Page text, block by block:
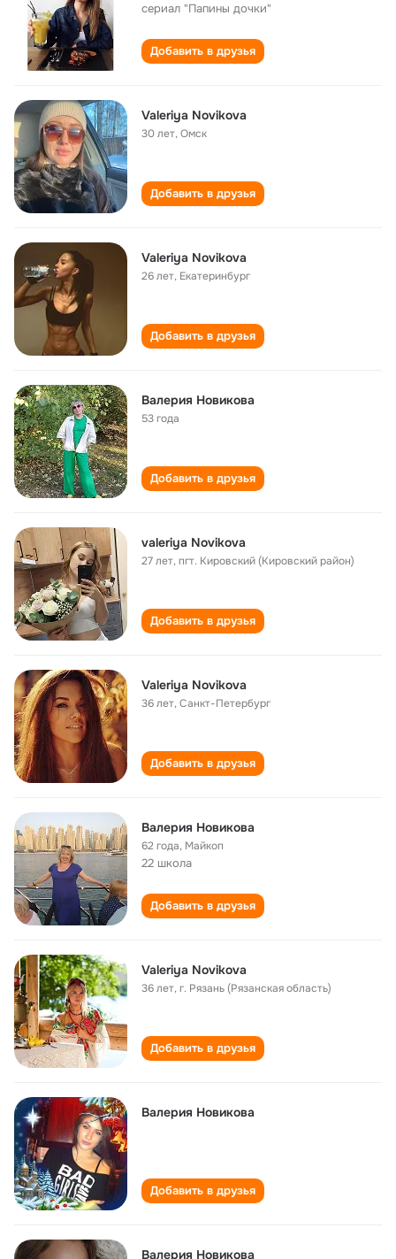
сериал "Папины дочки"
Добавить в друзья
Valeriya Novikova
30 лет,Омск
Добавить в друзья
Valeriya Novikova
26 лет, Екатеринбург
Добавить в друзья
Валерия Новикова
53 года
Добавить в друзья
valeriya Novikova
27 лет,пгт. Кировский (Кировский район)
Добавить в друзья
Valeriya Novikova
36 лет,Санкт-Петербург
Добавить в друзья
Валерия Новикова
62 года, Майкоп
22 школа
Добавить в друзья
Valeriya Novikova
36 лет,г. Рязань (Рязанская область)
Добавить в друзья
Валерия Новикова
Добавить в друзья
Валерия Новикова